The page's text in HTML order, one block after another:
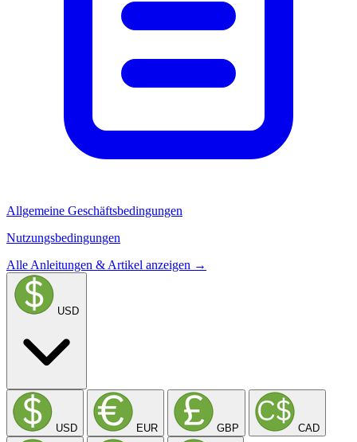
Allgemeine Geschäftsbedingungen
Nutzungsbedingungen
Alle Anleitungen & Artikel anzeigen →
USD
USD EUR GBP CAD